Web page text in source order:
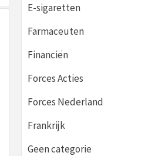
E-sigaretten
Farmaceuten
Financiën
Forces Acties
Forces Nederland
Frankrijk
Geen categorie